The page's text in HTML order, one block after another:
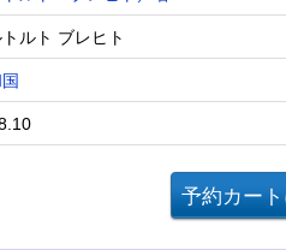
ルト ブレヒト